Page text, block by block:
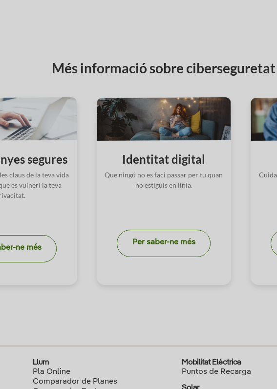
Més informació sobre ciberseguretat
segures
claus de la teva vida
es vulneri la teva
ne més
Identitat digital
Que ningú no es faci passar per tu quan
no estiguis en línia.
Per saber-ne més
Llum
Pla Online
Comparador de Planes
Mobilitat Elèctrica
Puntos de Recarga